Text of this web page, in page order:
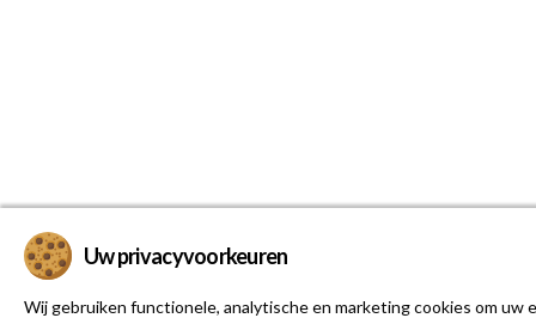
Uw privacyvoorkeuren
Wij gebruiken functionele, analytische en marketing cookies om uw